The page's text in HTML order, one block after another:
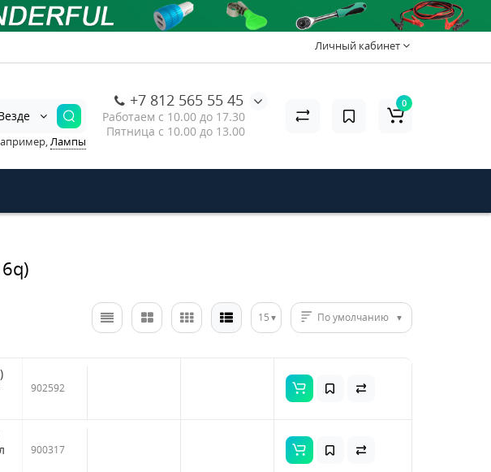
Личный кабинет
+7 812 565 55 45
Работаем с 10.00 до 17.30
Пятница с 10.00 до 13.00
Лампы
0
Развет.прикур.2USB
15 По умолчанию
902592
900317